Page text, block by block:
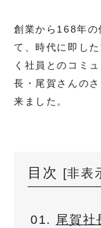
創業から168年の
て、時代に即し
く社員とのコミ
長・尾賀さんの
来ました。
目次 [非表
尾賀